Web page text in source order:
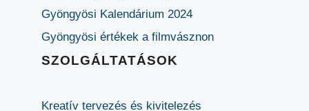
Gyöngyösi Kalendárium 2024
Gyöngyösi értékek a filmvásznon
SZOLGÁLTATÁSOK
Kreatív tervezés és kivitelezés